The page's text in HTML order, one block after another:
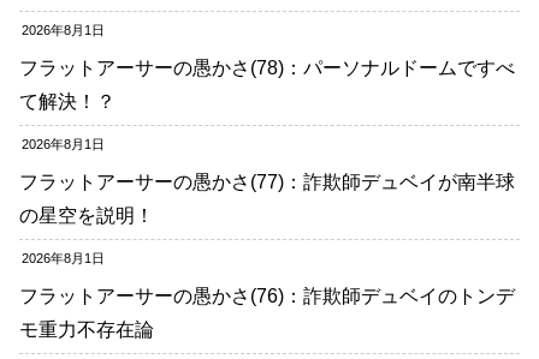
2026年8月1日
フラットアーサーの愚かさ(78)：パーソナルドームですべ
て解決！？
2026年8月1日
フラットアーサーの愚かさ(77)：詐欺師デュベイが南半球
の星空を説明！
2026年8月1日
フラットアーサーの愚かさ(76)：詐欺師デュベイのトンデ
モ重力不存在論